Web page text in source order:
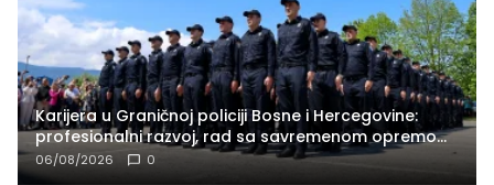
Karijera u Graničnoj policiji Bosne i Hercegovine:
profesionalni razvoj, rad sa savremenom opremom
i služba građanima
06/08/2026 0